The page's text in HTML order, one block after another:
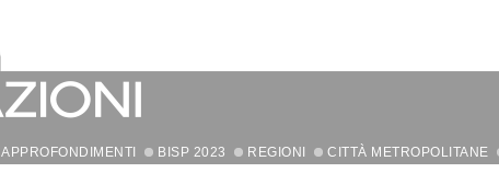
APPROFONDIMENTI BISP 2023 REGIONI CITTÀ METROPOLITANE